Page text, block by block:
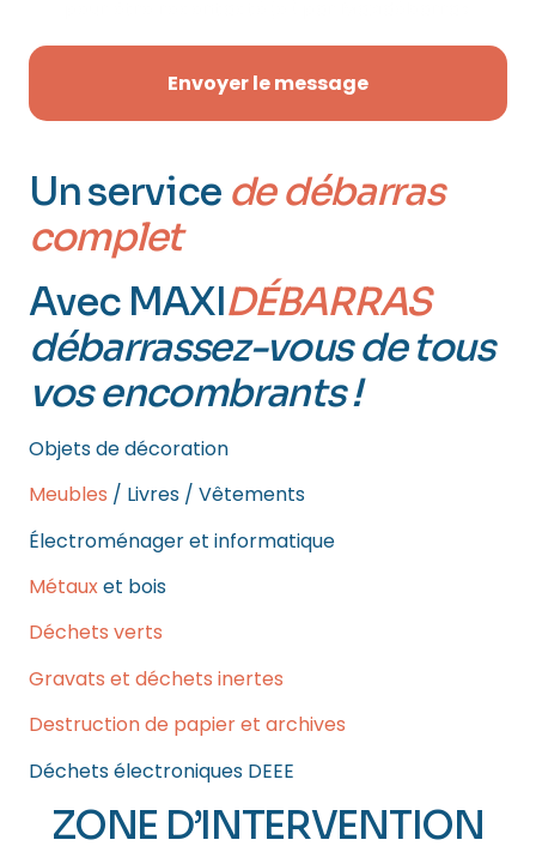
Envoyer le message
Un service de débarras
complet
Avec MAXIDÉBARRAS
débarrassez-vous de tous
vos encombrants !
Objets de décoration
Meubles / Livres / Vêtements
Électroménager et informatique
Métauxet bois
Déchets verts
Gravats et déchets inertes
Destruction de papier et archives
Déchets électroniques DEEE
ZONE D’INTERVENTION